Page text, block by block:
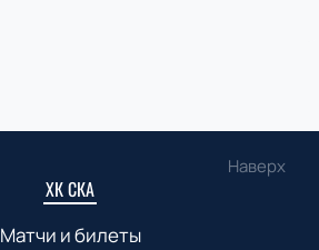
Наверх
ХК СКА
Матчи и билеты